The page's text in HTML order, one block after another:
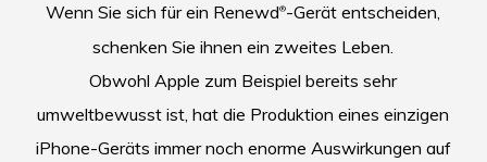
Wenn Sie sich für ein Renewd®-Gerät entscheiden,
schenken Sie ihnen ein zweites Leben.
Obwohl Apple zum Beispiel bereits sehr
umweltbewusst ist, hat die Produktion eines einzigen
iPhone-Geräts immer noch enorme Auswirkungen auf